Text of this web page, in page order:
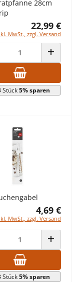
28cm
22,99 €
MwSt., zzgl. Versand
VERRINGERN ANZAHL
Stück5% sparen
4,69 €
MwSt., zzgl. Versand
VERRINGERN ANZAHL
Stück5% sparen